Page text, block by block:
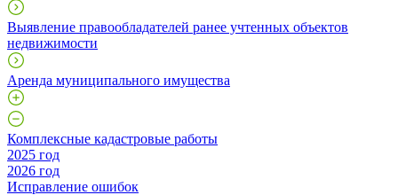
Выявление правообладателей ранее учтенных объектов
недвижимости
Аренда муниципального имущества
Комплексные кадастровые работы
2025 год
2026 год
Исправление ошибок